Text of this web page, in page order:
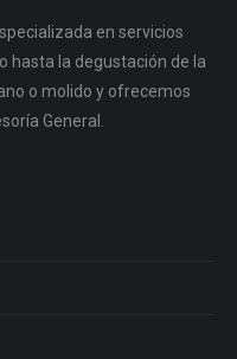
en servicios
hasta la degustación de la
o molido y ofrecemos
General.